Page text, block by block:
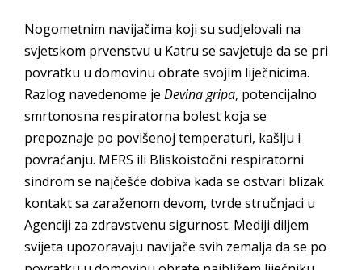
Nogometnim navijačima koji su sudjelovali na
svjetskom prvenstvu u Katru se savjetuje da se pri
povratku u domovinu obrate svojim liječnicima.
Razlog navedenome je Devina gripa, potencijalno
smrtonosna respiratorna bolest koja se
prepoznaje po povišenoj temperaturi, kašlju i
povraćanju. MERS ili Bliskoistočni respiratorni
sindrom se najčešće dobiva kada se ostvari blizak
kontakt sa zaraženom devom, tvrde stručnjaci u
Agenciji za zdravstvenu sigurnost. Mediji diljem
svijeta upozoravaju navijače svih zemalja da se po